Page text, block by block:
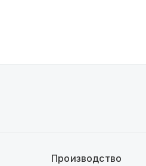
Производство